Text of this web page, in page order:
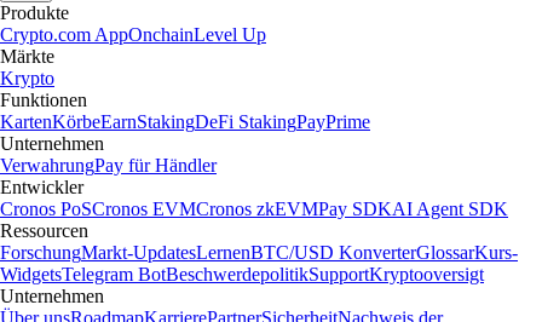
Produkte
Crypto.com AppOnchainLevel Up
Märkte
Krypto
Funktionen
KartenKörbeEarnStakingDeFi StakingPayPrime
Unternehmen
VerwahrungPay für Händler
Entwickler
Cronos PoSCronos EVMCronos zkEVMPay SDKAI Agent SDK
Ressourcen
ForschungMarkt-UpdatesLernenBTC/USD KonverterGlossarKurs-
WidgetsTelegram BotBeschwerdepolitikSupportKryptooversigt
Unternehmen
Über unsRoadmapKarrierePartnerSicherheitNachweis der